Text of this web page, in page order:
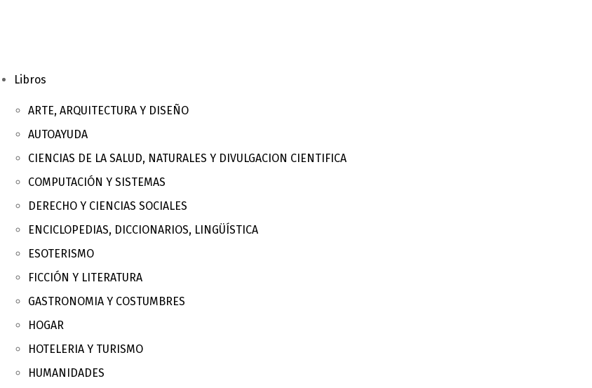
Libros
ARTE, ARQUITECTURA Y DISEÑO
AUTOAYUDA
CIENCIAS DE LA SALUD, NATURALES Y DIVULGACION CIENTIFICA
COMPUTACIÓN Y SISTEMAS
DERECHO Y CIENCIAS SOCIALES
ENCICLOPEDIAS, DICCIONARIOS, LINGÜÍSTICA
ESOTERISMO
FICCIÓN Y LITERATURA
GASTRONOMIA Y COSTUMBRES
HOGAR
HOTELERIA Y TURISMO
HUMANIDADES